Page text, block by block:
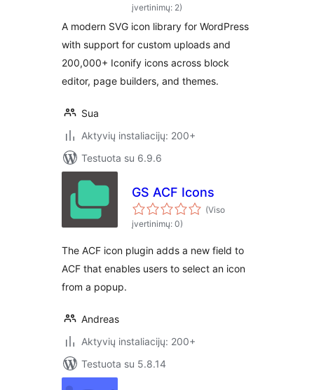
WordPress
įvertinimų: 2)
A modern SVG icon library for WordPress
with support for custom uploads and
200,000+ Iconify icons across block
editor, page builders, and themes.
Sua
Aktyvių instaliacijų: 200+
Testuota su 6.9.6
GS ACF Icons
(Viso
įvertinimų: 0)
The ACF icon plugin adds a new field to
ACF that enables users to select an icon
from a popup.
Andreas
Aktyvių instaliacijų: 200+
Testuota su 5.8.14